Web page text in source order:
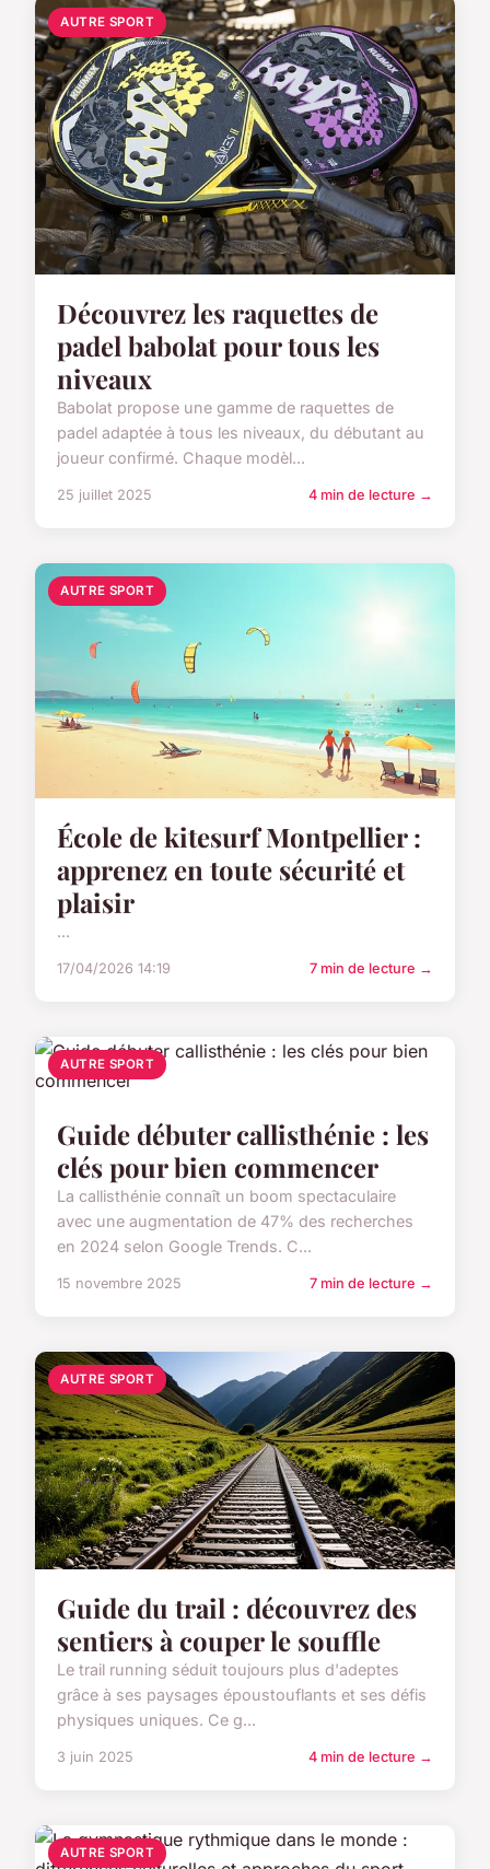
AUTRE SPORT
Découvrez les raquettes de
padel babolat pour tous les
niveaux
Babolat propose une gamme de raquettes de
padel adaptée à tous les niveaux, du débutant au
joueur confirmé. Chaque modèl...
25 juillet 2025 4 min de lecture →
AUTRE SPORT
École de kitesurf Montpellier :
apprenez en toute sécurité et
plaisir
...
17/04/2026 14:19 7 min de lecture →
AUTRE SPORT
Guide débuter callisthénie : les
clés pour bien commencer
La callisthénie connaît un boom spectaculaire
avec une augmentation de 47% des recherches
en 2024 selon Google Trends. C...
15 novembre 2025 7 min de lecture →
AUTRE SPORT
Guide du trail : découvrez des
sentiers à couper le souffle
Le trail running séduit toujours plus d'adeptes
grâce à ses paysages époustouflants et ses défis
physiques uniques. Ce g...
3 juin 2025 4 min de lecture →
AUTRE SPORT